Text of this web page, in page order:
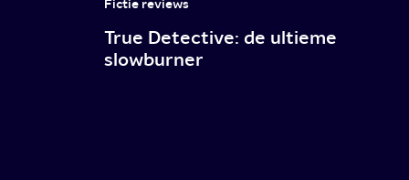
Fictie reviews
True Detective: de ultieme
slowburner